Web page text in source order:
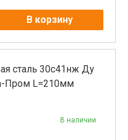
В корзину
сталь 30с41нж Ду
Пром L=210мм
В наличии